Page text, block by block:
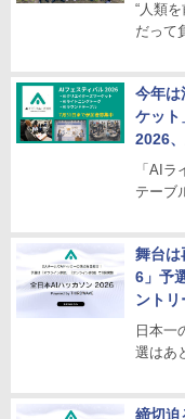
“人類
だって
今年は
ケット
2026
「AI
テーブ
舞台は
6」予
ント
日本一
選はあ
締切迫